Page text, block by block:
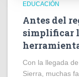
EDUCACIÓN
Antes del
simplificar
Con la llegada
Sierra, muchas